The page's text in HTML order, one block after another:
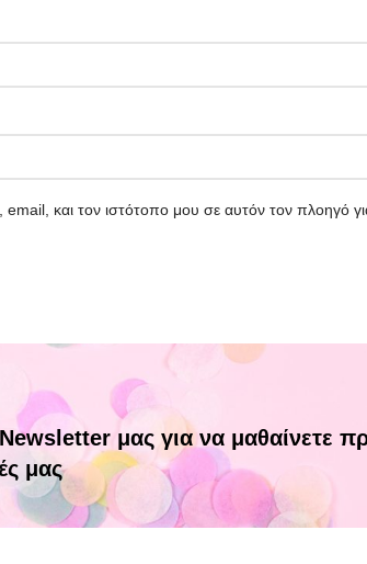
και τον ιστότοπο μου σε αυτόν τον πλοηγό
μας για να μαθαίνετε
μας